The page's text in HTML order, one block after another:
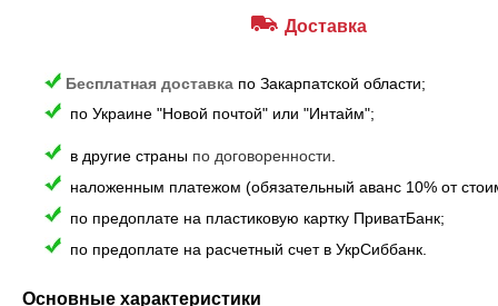
Доставка
Бесплатная доставка по Закарпатской области;
по Украине "Новой почтой" или "Интайм";
в другие страны по договоренности
наложенным платежом (обязательный аванс 10% от
по предоплате на пластиковую картку ПриватБанк;
по предоплате на расчетный счет в УкрСиббанк.
Основные характеристики